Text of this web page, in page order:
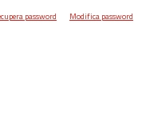
password Modifica password